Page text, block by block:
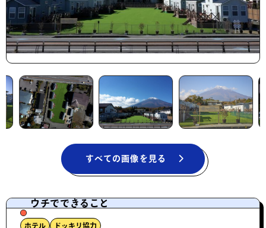
すべての画像を見る
ウチでできること
ホテル ドッキリ協力